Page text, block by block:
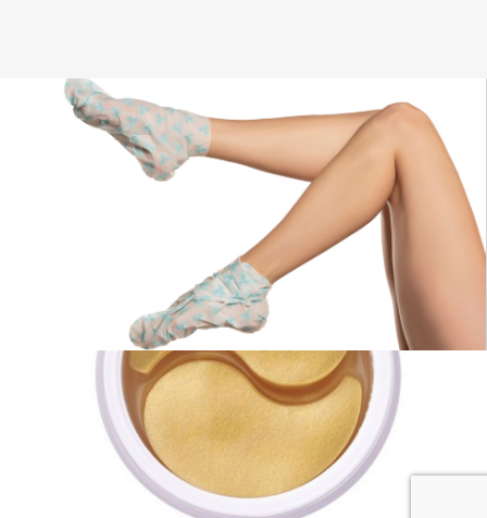
最優惠的價格 最低的起定量
1000片起面膜布可批發訂製